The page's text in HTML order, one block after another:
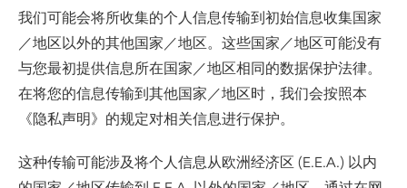
我们可能会将所收集的个人信息传输到初始信息收集国家
／地区以外的其他国家／地区。这些国家／地区可能没有
与您最初提供信息所在国家／地区相同的数据保护法律。
在将您的信息传输到其他国家／地区时，我们会按照本
《隐私声明》的规定对相关信息进行保护。
这种传输可能涉及将个人信息从欧洲经济区 (E.E.A.) 以内